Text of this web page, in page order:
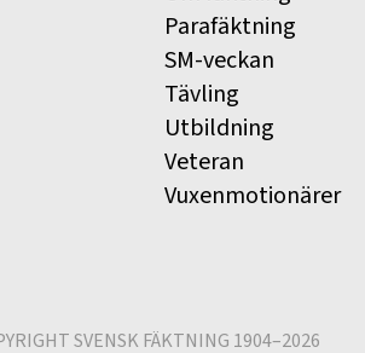
Parafäktning
SM-veckan
Tävling
Utbildning
Veteran
Vuxenmotionärer
SVENSK FÄKTNING 1904–2026